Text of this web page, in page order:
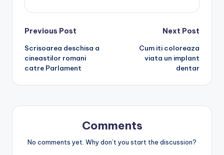
Post
navigation
Previous Post
Scrisoarea deschisa a
cineastilor romani
catre Parlament
Next Post
Cum iti coloreaza
viata un implant
dentar
Comments
No comments yet. Why don’t you start the discussion?